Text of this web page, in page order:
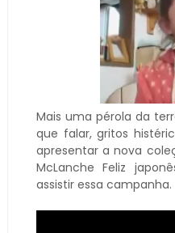
Mais uma pérola da
que falar, gritos
apresentar a nova
McLanche Feliz
assistir essa campanha.